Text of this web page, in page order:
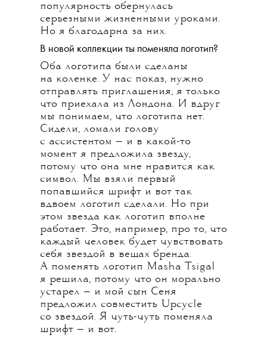
популярность обернулась
серьезными жизненными уроками.
Но я благодарна за них.
В новой коллекции ты поменяла логотип?
Оба логотипа были сделаны
на коленке. У нас показ, нужно
отправлять приглашения, я только
что приехала из Лондона. И вдруг
мы понимаем, что логотипа нет.
Сидели, ломали голову
с ассистентом — и в какой-то
момент я предложила звезду,
потому что она мне нравится как
символ. Мы взяли первый
попавшийся шрифт и вот так
вдвоем логотип сделали. Но при
этом звезда как логотип вполне
работает. Это, например, про то, что
каждый человек будет чувствовать
себя звездой в вещах бренда.
А поменять логотип Masha Tsigal
я решила, потому что он морально
устарел — и мой сын Сеня
предложил совместить Upcycle
со звездой. Я чуть-чуть поменяла
шрифт — и вот.